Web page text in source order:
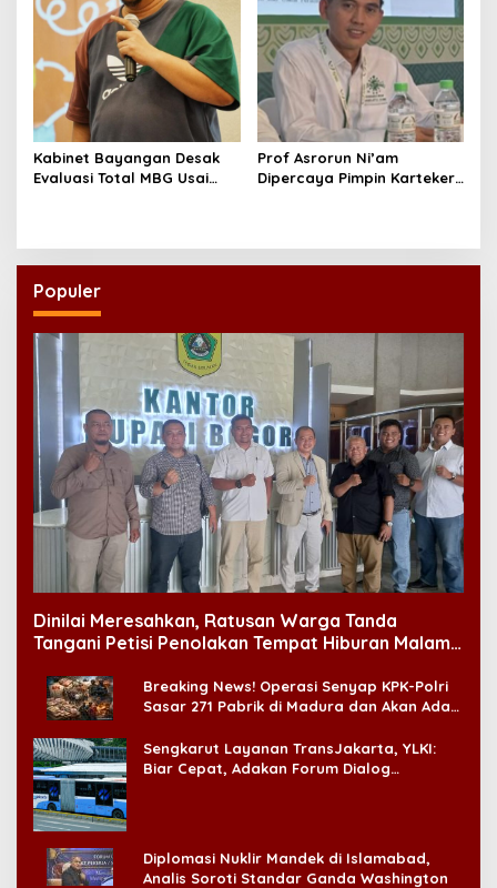
Kabinet Bayangan Desak
Evaluasi Total MBG Usai
Prof Asrorun Ni’am
Dipercaya Pimpin Karteker
Populer
Dinilai Meresahkan, Ratusan Warga Tanda
Tangani Petisi Penolakan Tempat Hiburan Malam
Breaking News! Operasi Senyap KPK-Polri
Sasar 271 Pabrik di Madura dan Akan Ada
Sengkarut Layanan TransJakarta, YLKI:
Biar Cepat, Adakan Forum Dialog
Diplomasi Nuklir Mandek di Islamabad,
Analis Soroti Standar Ganda Washington